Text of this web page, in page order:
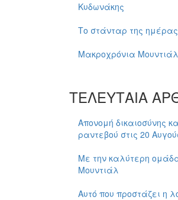
Κυδωνάκης
Το στάνταρ της ημέρας
Μακροχρόνια Μουντιάλ
ΤΕΛΕΥΤΑΙΑ
Απονομή δικαιοσύνης
ραντεβού στις 20
Με την καλύτερη
Μουντιάλ
Αυτό που προστάζει η